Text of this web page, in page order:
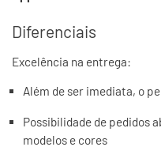
Diferenciais
Excelência na entrega:
Além de ser imediata, o
Possibilidade de pedidos
modelos e cores